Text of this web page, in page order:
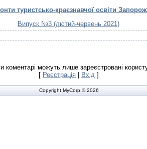
туристсько-краєзнавчої освіти
Випуск №3 (лютий-червень 2021)
коментарі можуть лише зареєстровані
[ Реєстрація Вхід ]
Copyright MyCorp © 2026